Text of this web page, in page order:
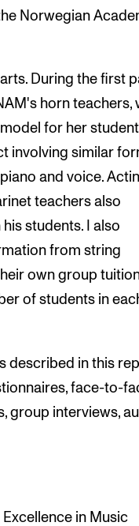
Norwegian
During the first
horn teachers,
for her
involving similar
and voice.
teachers also
students. I also
from string
own group
of students in
described in this
face-to-
group interviews,
in Music